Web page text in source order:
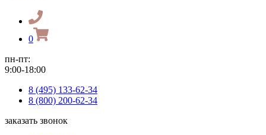
0
пн-пт:
9:00-18:00
8 (495) 133-62-34
8 (800) 200-62-34
заказать звонок